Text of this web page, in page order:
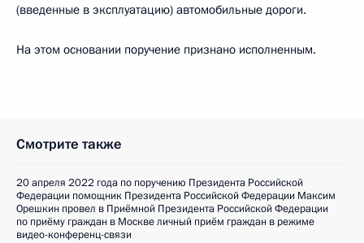
(введенные в эксплуатацию) автомобильные дороги.
На этом основании поручение признано исполненным.
Смотрите также
20 апреля 2022 года по поручению Президента Российской
Федерации помощник Президента Российской Федерации Максим
Орешкин провел в Приёмной Президента Российской Федерации
по приёму граждан в Москве личный приём граждан в режиме
видео-конференц-связи